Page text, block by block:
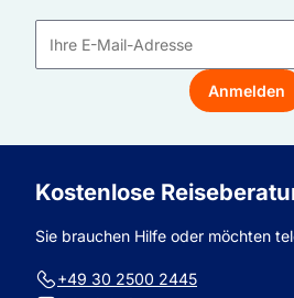
E-
Mail-
Anmelden
Kostenlose
Sie brauchen Hilfe oder möchten
+49 30 2500 2445